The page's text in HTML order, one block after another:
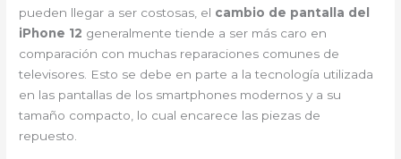
pueden llegar a ser costosas, el cambio de pantalla del
iPhone 12 generalmente tiende a ser más caro en
comparación con muchas reparaciones comunes de
televisores. Esto se debe en parte a la tecnología utilizada
en las pantallas de los smartphones modernos y a su
tamaño compacto, lo cual encarece las piezas de
repuesto.